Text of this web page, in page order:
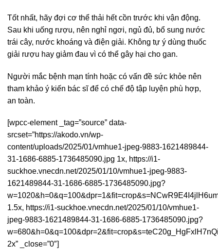
Tốt nhất, hãy đợi cơ thể thải hết cồn trước khi vận động.
Sau khi uống rượu, nên nghỉ ngơi, ngủ đủ, bổ sung nước
trái cây, nước khoáng và điện giải. Không tự ý dùng thuốc
giải rượu hay giảm đau vì có thể gây hại cho gan.
Người mắc bệnh mạn tính hoặc có vấn đề sức khỏe nên
tham khảo ý kiến bác sĩ để có chế độ tập luyện phù hợp,
an toàn.
[wpcc-element _tag=”source” data-
srcset=”https://akodo.vn/wp-
content/uploads/2025/01/vmhue1-jpeg-9883-1621489844-
31-1686-6885-1736485090.jpg 1x, https://i1-
suckhoe.vnecdn.net/2025/01/10/vmhue1-jpeg-9883-
1621489844-31-1686-6885-1736485090.jpg?
1.5x, https://i1-suckhoe.vnecdn.net/2025/01/10/vmhue1-
jpeg-9883-1621489844-31-1686-6885-1736485090.jpg?
2x” _close=”0″]